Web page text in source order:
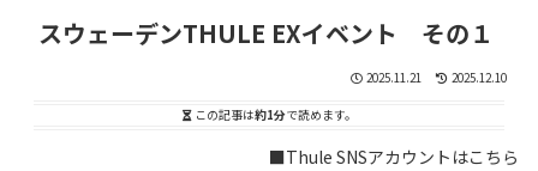
スウェーデンTHULE EXイベント その１
2025.11.21 2025.12.10
この記事は約1分で読めます。
■Thule SNSアカウントはこちら